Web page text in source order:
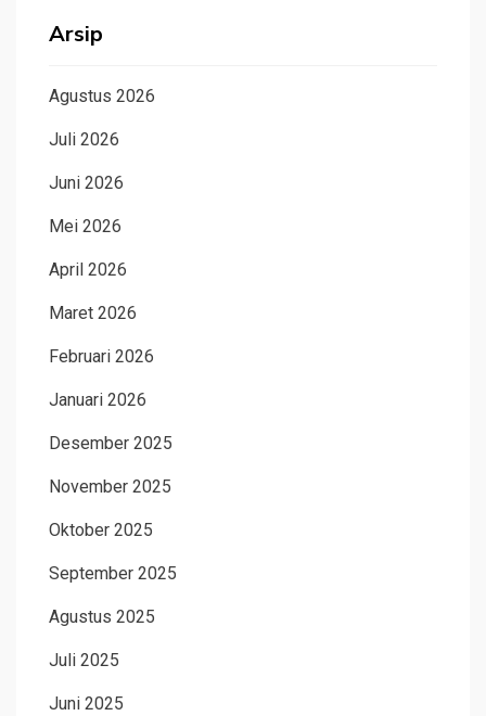
Arsip
Agustus 2026
Juli 2026
Juni 2026
Mei 2026
April 2026
Maret 2026
Februari 2026
Januari 2026
Desember 2025
November 2025
Oktober 2025
September 2025
Agustus 2025
Juli 2025
Juni 2025